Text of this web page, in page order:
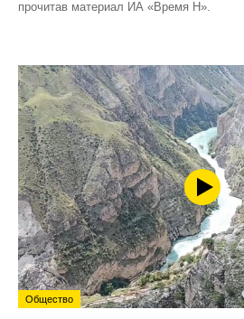
прочитав материал ИА «Время Н».
Общество